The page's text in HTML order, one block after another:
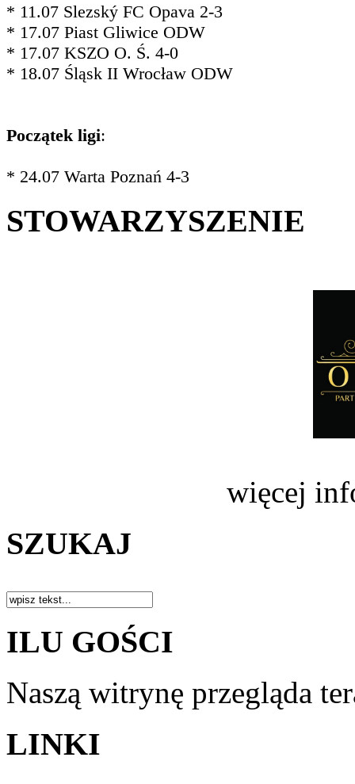
* 11.07 Slezský FC Opava 2-3
* 17.07 Piast Gliwice ODW
* 17.07 KSZO O. Ś. 4-0
* 18.07 Śląsk II Wrocław ODW
Początek ligi:
* 24.07 Warta Poznań 4-3
STOWARZYSZENIE
więcej
SZUKAJ
ILU GOŚCI
Naszą witrynę przegląda
LINKI